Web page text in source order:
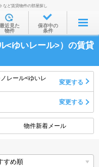
から
から
会社から
など賃貸物件の部屋探し
最近見た
物件
保存中の
条件
<ゆいレール>）の賃貸
レール<ゆいレ
変更する
変更する
物件新着メール